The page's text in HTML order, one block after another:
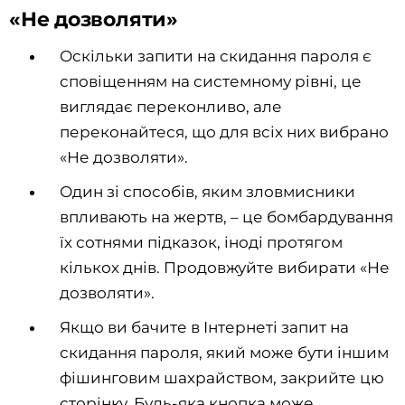
«Не дозволяти»
Оскільки запити на скидання пароля є
сповіщенням на системному рівні, це
виглядає переконливо, але
переконайтеся, що для всіх них вибрано
«Не дозволяти».
Один зі способів, яким зловмисники
впливають на жертв, – це бомбардування
їх сотнями підказок, іноді протягом
кількох днів. Продовжуйте вибирати «Не
дозволяти».
Якщо ви бачите в Інтернеті запит на
скидання пароля, який може бути іншим
фішинговим шахрайством, закрийте цю